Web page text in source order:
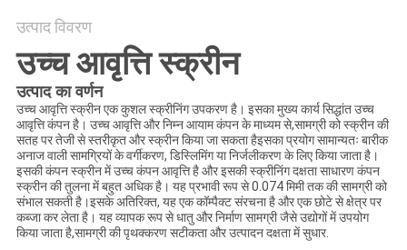
उत्पाद विवरण
उच्च आवृत्ति स्क्रीन
उत्पाद का वर्णन
उच्च आवृत्ति स्क्रीन एक कुशल स्क्रीनिंग उपकरण है। इसका मुख्य कार्य सिद्धांत उच्च
आवृत्ति कंपन है। उच्च आवृत्ति और निम्न आयाम कंपन के माध्यम से,सामग्री को स्क्रीन की
सतह पर तेजी से स्तरीकृत और स्क्रीन किया जा सकता हैइसका प्रयोग सामान्यतः बारीक
अनाज वाली सामग्रियों के वर्गीकरण, डिस्लिमिंग या निर्जलीकरण के लिए किया जाता है।
इसकी कंपन स्क्रीन में उच्च कंपन आवृत्ति है और इसकी स्क्रीनिंग दक्षता साधारण कंपन
स्क्रीन की तुलना में बहुत अधिक है। यह प्रभावी रूप से 0.074 मिमी तक की सामग्री को
संभाल सकती है।इसके अतिरिक्त, यह एक कॉम्पैक्ट संरचना है और एक छोटे से क्षेत्र पर
कब्जा कर लेता है। यह व्यापक रूप से धातु और निर्माण सामग्री जैसे उद्योगों में उपयोग
किया जाता है,सामग्री की पृथक्करण सटीकता और उत्पादन दक्षता में सुधार.